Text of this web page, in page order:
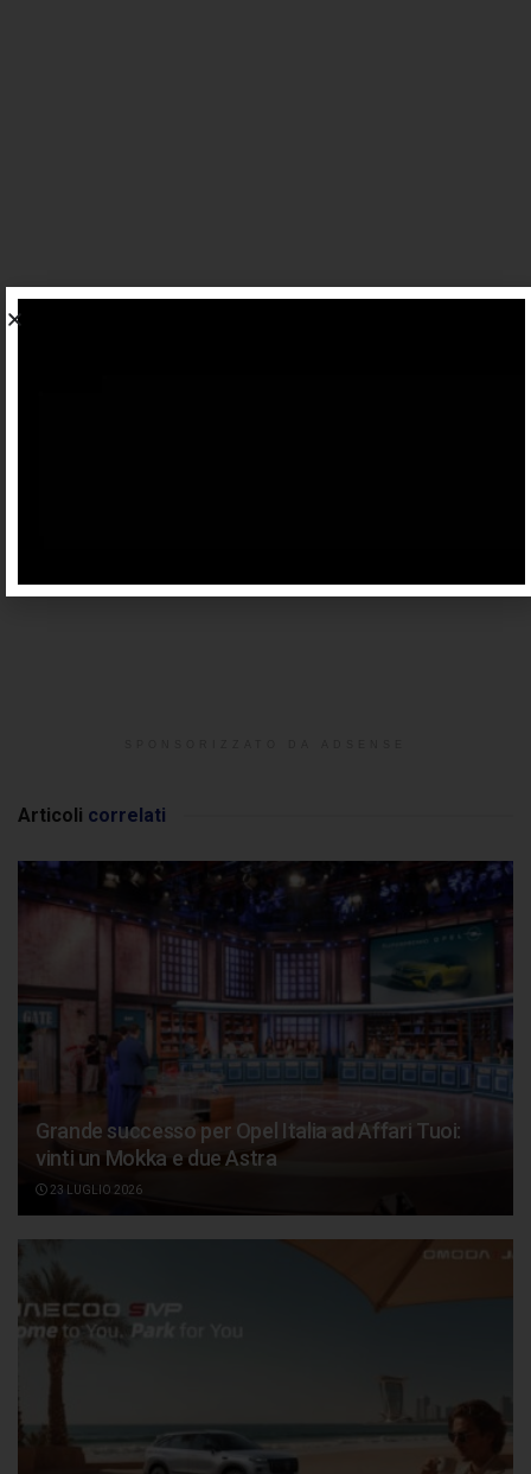
Articoli correlati
Grande successo per Opel Italia ad Affari Tuoi:
vinti un Mokka e due Astra
23 LUGLIO 2026